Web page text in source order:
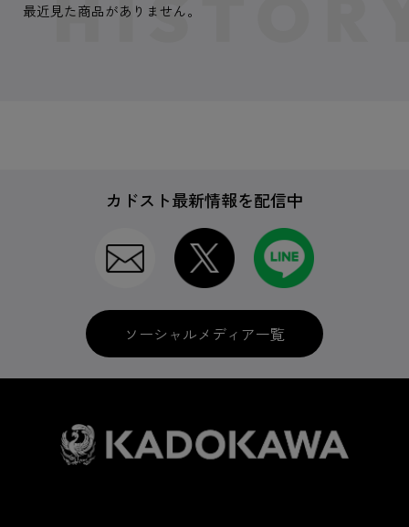
最近見た商品がありません。
カドスト最新情報を配信中
ソーシャルメディア一覧